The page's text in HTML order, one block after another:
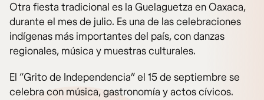
Otra fiesta tradicional es la Guelaguetza en Oaxaca,
durante el mes de julio. Es una de las celebraciones
indígenas más importantes del país, con danzas
regionales, música y muestras culturales.
El “Grito de Independencia” el 15 de septiembre se
celebra con música, gastronomía y actos cívicos.